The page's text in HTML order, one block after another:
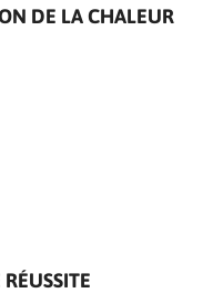
DE LA CHALEUR